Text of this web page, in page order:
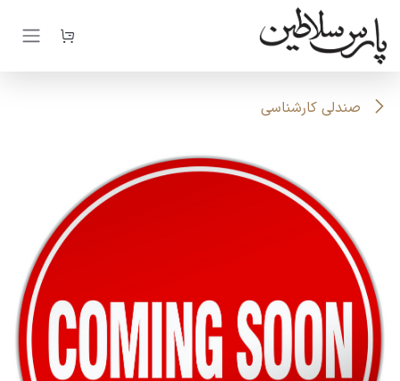
صرف نظر و مشاهده محتوا
صندلی کارشناسی